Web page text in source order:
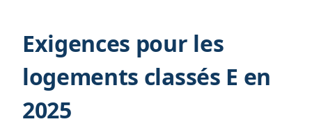
Exigences pour les
logements classés E en
2025